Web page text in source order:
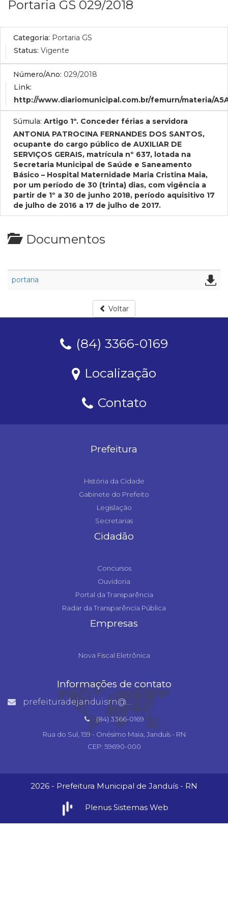
Portaria GS 029/2018
Categoria: Portaria GS
Status: Vigente
Número/Ano: 029/2018
Link:
http://www.diariomunicipal.com.br/femurn/materia/
Súmula: Artigo 1º. Conceder férias a servidora
ANTONIA PATROCINA FERNANDES DOS SANTOS,
ocupante do cargo público de AUXILIAR DE
SERVIÇOS GERAIS, matrícula nº 637, lotada na
Secretaria Municipal de Saúde e Saneamento
Básico – Hospital Maternidade Maria Cristina Maia,
por um período de 30 (trinta) dias, com vigência a
partir de 1º a 30 de junho 2018, período aquisitivo 17
de julho de 2016 a 17 de julho de 2017.
Documentos
portaria
Voltar
(84) 3366-0169
Localização
Contato
Prefeitura
História da Cidade
Gabinete do Prefeito
Legislação
Secretarias
Cidadão
Concursos
Ouvidoria
Portal da Transparência
Radar da Transparência Pública
Empresas
Nova Fiscal Eletrônica
Informações de contato
prefeituradejanduisrn@gmail.com
(84) 3366-0169
Rua do Sul, 159 - Onésimo Maia, Janduís - RN
CEP: 59690-000
2026 - Prefeitura Municipal de Janduís - RN
Plenus Sistemas Web